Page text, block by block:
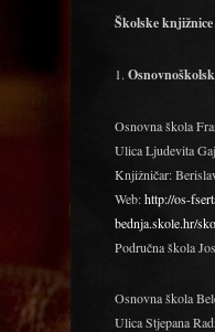
Školske knjižnice
1.
Osnovna škola
Ulica Ljudevita
Knjižničar:
Web:http://os-
bednja.skole.hr/
Područna škola
Osnovna škola
Ulica Stjepana